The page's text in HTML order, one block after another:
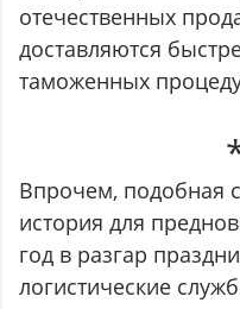
отечественных
доставляются
таможенных
Впрочем, подобная
история для
год в разгар
логистические